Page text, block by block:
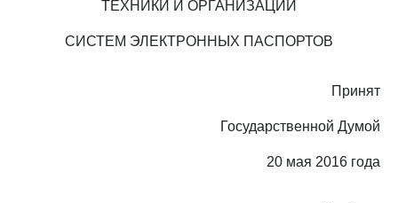
ТЕХНИКИ И ОРГАНИЗАЦИИ
СИСТЕМ ЭЛЕКТРОННЫХ ПАСПОРТОВ
Принят
Государственной Думой
20 мая 2016 года